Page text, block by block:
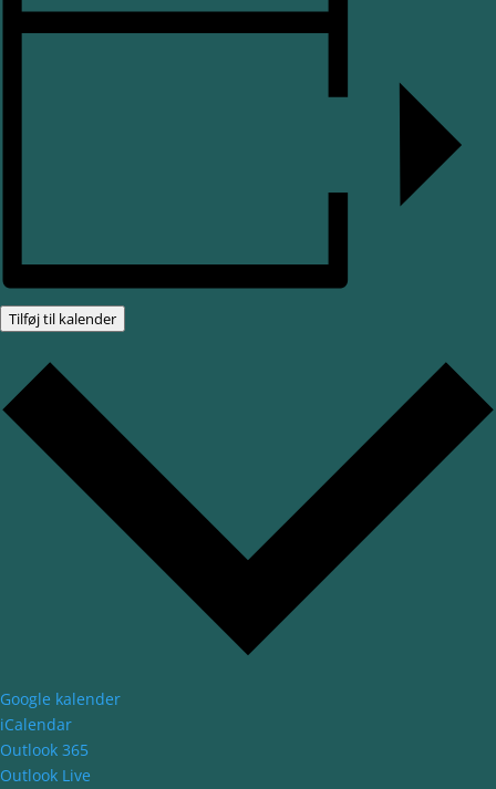
Tilføj til kalender
Google kalender
iCalendar
Outlook 365
Outlook Live